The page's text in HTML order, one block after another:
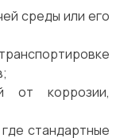
среды или его
от коррозии,
стандартные